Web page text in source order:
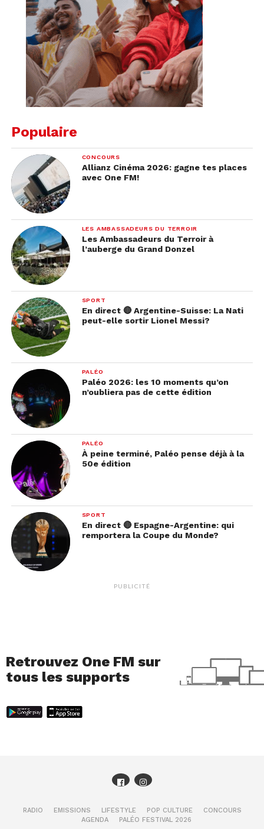
Populaire
CONCOURS
Allianz Cinéma 2026: gagne tes places
avec One FM!
LES AMBASSADEURS DU TERROIR
Les Ambassadeurs du Terroir à
l’auberge du Grand Donzel
SPORT
En direct 🔴 Argentine-Suisse: La Nati
peut-elle sortir Lionel Messi?
PALÉO
Paléo 2026: les 10 moments qu’on
n’oubliera pas de cette édition
PALÉO
À peine terminé, Paléo pense déjà à la
50e édition
SPORT
En direct 🔴 Espagne-Argentine: qui
remportera la Coupe du Monde?
PUBLICITÉ
Retrouvez One FM sur
tous les supports
RADIO EMISSIONS LIFESTYLE POP CULTURE
CONCOURS
AGENDA
PALÉO FESTIVAL 2026